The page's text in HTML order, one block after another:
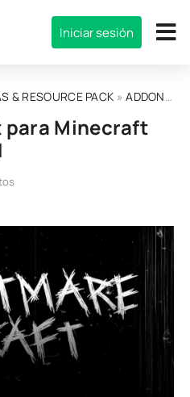
Iniciar sesión
& RESOURCE PACK »ADDONS
Minecraft